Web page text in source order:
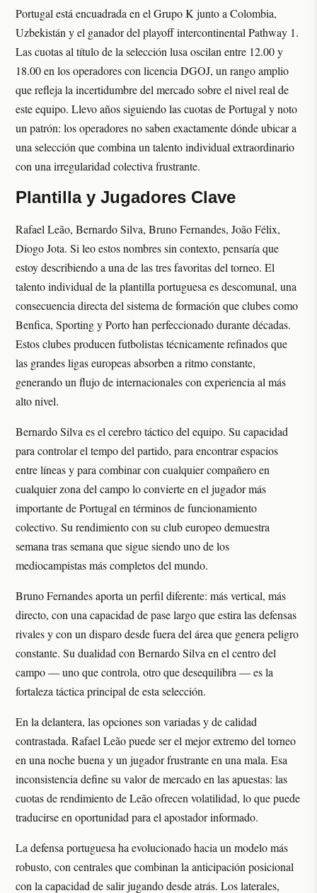
Portugal está encuadrada en el Grupo K junto a Colombia,
Uzbekistán y el ganador del playoff intercontinental Pathway 1.
Las cuotas al título de la selección lusa oscilan entre 12.00 y
18.00 en los operadores con licencia DGOJ, un rango amplio
que refleja la incertidumbre del mercado sobre el nivel real de
este equipo. Llevo años siguiendo las cuotas de Portugal y noto
un patrón: los operadores no saben exactamente dónde ubicar a
una selección que combina un talento individual extraordinario
con una irregularidad colectiva frustrante.
Plantilla y Jugadores Clave
Rafael Leão, Bernardo Silva, Bruno Fernandes, João Félix,
Diogo Jota. Si leo estos nombres sin contexto, pensaría que
estoy describiendo a una de las tres favoritas del torneo. El
talento individual de la plantilla portuguesa es descomunal, una
consecuencia directa del sistema de formación que clubes como
Benfica, Sporting y Porto han perfeccionado durante décadas.
Estos clubes producen futbolistas técnicamente refinados que
las grandes ligas europeas absorben a ritmo constante,
generando un flujo de internacionales con experiencia al más
alto nivel.
Bernardo Silva es el cerebro táctico del equipo. Su capacidad
para controlar el tempo del partido, para encontrar espacios
entre líneas y para combinar con cualquier compañero en
cualquier zona del campo lo convierte en el jugador más
importante de Portugal en términos de funcionamiento
colectivo. Su rendimiento con su club europeo demuestra
semana tras semana que sigue siendo uno de los
mediocampistas más completos del mundo.
Bruno Fernandes aporta un perfil diferente: más vertical, más
directo, con una capacidad de pase largo que estira las defensas
rivales y con un disparo desde fuera del área que genera peligro
constante. Su dualidad con Bernardo Silva en el centro del
campo — uno que controla, otro que desequilibra — es la
fortaleza táctica principal de esta selección.
En la delantera, las opciones son variadas y de calidad
contrastada. Rafael Leão puede ser el mejor extremo del torneo
en una noche buena y un jugador frustrante en una mala. Esa
inconsistencia define su valor de mercado en las apuestas: las
cuotas de rendimiento de Leão ofrecen volatilidad, lo que puede
traducirse en oportunidad para el apostador informado.
La defensa portuguesa ha evolucionado hacia un modelo más
robusto, con centrales que combinan la anticipación posicional
con la capacidad de salir jugando desde atrás. Los laterales,